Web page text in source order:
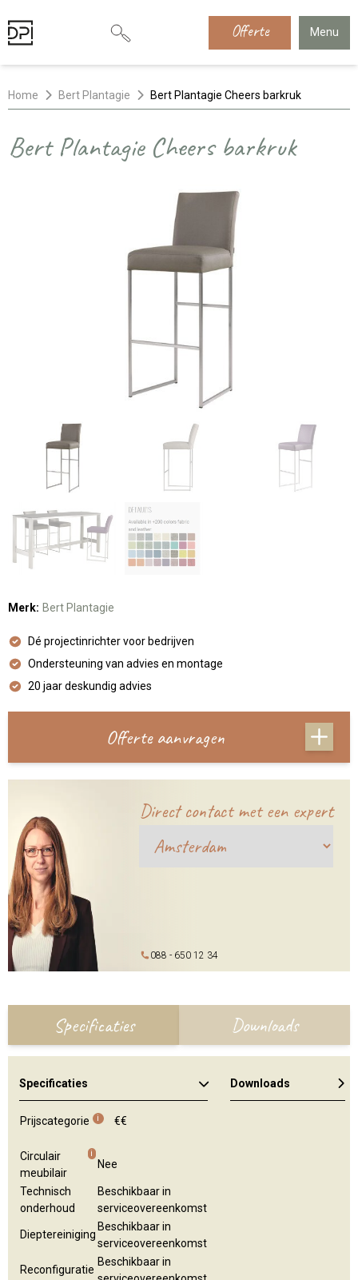
Offerte Menu
Home Bert Plantagie Bert Plantagie Cheers barkruk
Bert Plantagie Cheers barkruk
Merk: Bert Plantagie
Dé projectinrichter voor bedrijven
Ondersteuning van advies en montage
20 jaar deskundig advies
Offerte aanvragen
Direct contact met een expert
088 - 650 12 34
Specificaties Downloads
Specificaties
Prijscategorie i €€
Circulair
meubilair
i
Nee
Technisch
onderhoud
Beschikbaar in
serviceovereenkomst
Dieptereiniging
Beschikbaar in
serviceovereenkomst
Reconfiguratie
Beschikbaar in
Downloads